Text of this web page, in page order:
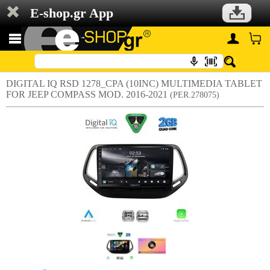
E-shop.gr App
DIGITAL IQ RSD 1278_CPA (10INC) MULTIMEDIA TABLET
FOR JEEP COMPASS MOD. 2016-2021 (PER.278075)